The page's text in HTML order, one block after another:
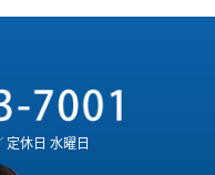
定休日 水曜日